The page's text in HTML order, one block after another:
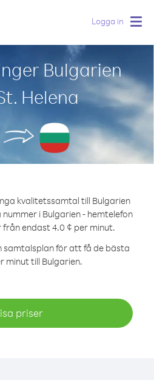
Logga in
Bulgarien
Helena
kvalitetssamtal till Bulgarien
nummer i Bulgarien - hemtelefon
endast 4.0 ¢ per minut.
samtalsplan för att få de bästa
minut till Bulgarien.
priser